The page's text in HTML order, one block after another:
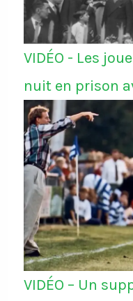
VIDÉO - Les
nuit en prison
VIDÉO – Un